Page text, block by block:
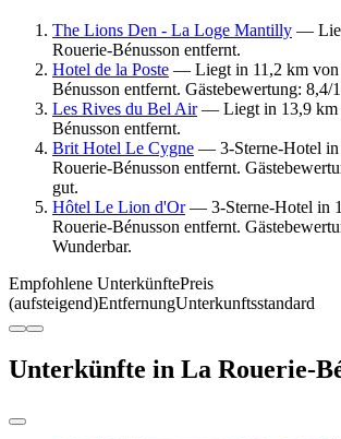
The Lions Den - La Loge Mantilly —
Rouerie-Bénusson entfernt.
Hotel de la Poste — Liegt in 11,2 km von
Bénusson entfernt. Gästebewertung:
Les Rives du Bel Air— Liegt in 13,9 km
Bénusson entfernt.
Brit Hotel Le Cygne — 3-Sterne-Hotel
Rouerie-Bénusson entfernt.
gut.
Hôtel Le Lion d'Or— 3-Sterne-Hotel in
Rouerie-Bénusson entfernt.
Wunderbar.
Empfohlene UnterkünftePreis
(aufsteigend)EntfernungUnterkunftsstandard
Unterkünfte in La Rouerie-